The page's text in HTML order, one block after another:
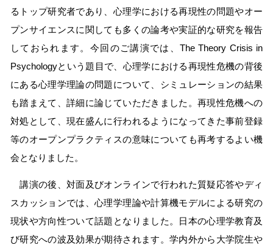
るトップ研究者であり、心理学における再現性の問題やオー
プンサイエンスに関しても多くの論考や実証的な研究を報告
しておられます。今回のご講演では、 The Theory Crisis in
Psychologyという題目で、心理学における再現性危機の背後
にある心理学理論の問題について、シミュレーションの結果
も踏まえて、詳細に論じていただきました。再現性危機への
対処として、現在盛んに行われるようになってきた事前登録
等のオープンプラクティスの意味についても再考するよい機
会となりました。
講演の後、対面及びオンラインで行われた質疑応答やディ
スカッションでは、心理学理論や計算機モデルによる研究の
現状や方向性ついて話題となりました。日本の心理学教育及
び研究への波及効果が期待されます。学内外から大学院生や